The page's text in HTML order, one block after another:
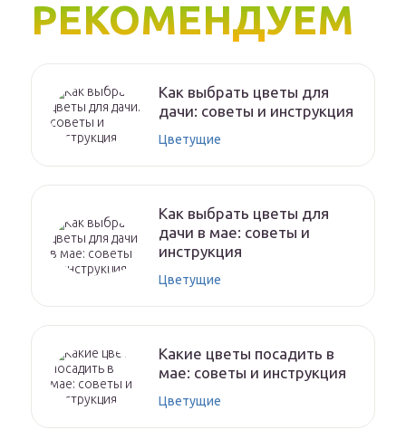
РЕКОМЕНДУЕМ
Как выбрать цветы для
дачи: советы и инструкция
Цветущие
Как выбрать цветы для
дачи в мае: советы и
инструкция
Цветущие
Какие цветы посадить в
мае: советы и инструкция
Цветущие